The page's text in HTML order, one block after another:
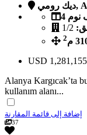
نوم
1/2
2
USD 1,281,155
Alanya Kargıcak’ta
kullanım alanı...
إضافة إلى قائمة المقارنة
37